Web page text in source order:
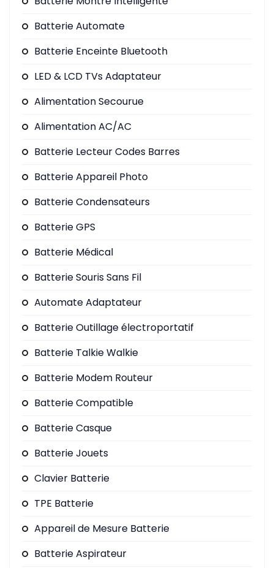
Batterie Automate
Batterie Enceinte Bluetooth
LED & LCD TVs Adaptateur
Alimentation Secourue
Alimentation AC/AC
Batterie Lecteur Codes Barres
Batterie Appareil Photo
Batterie Condensateurs
Batterie GPS
Batterie Médical
Batterie Souris Sans Fil
Automate Adaptateur
Batterie Outillage électroportatif
Batterie Talkie Walkie
Batterie Modem Routeur
Batterie Compatible
Batterie Casque
Batterie Jouets
Clavier Batterie
TPE Batterie
Appareil de Mesure Batterie
Batterie Aspirateur